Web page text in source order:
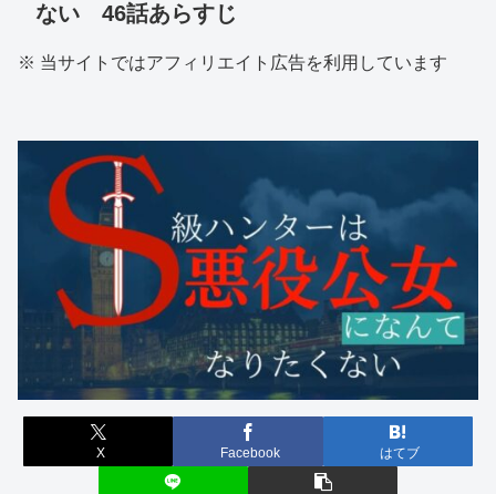
ない 46話あらすじ
※ 当サイトではアフィリエイト広告を利用しています
X Facebook はてブ